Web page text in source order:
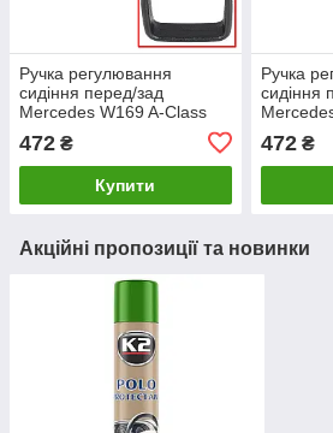
Ручка регулювання
сидіння перед/зад
Mercedes W169 A-Class
A1699190661
472 ₴
Купити
Ручка
сидіння
Tourer
472₴
Акційні пропозиції та новинки